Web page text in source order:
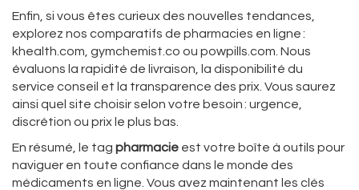
Enfin, si vous êtes curieux des nouvelles tendances,
explorez nos comparatifs de pharmacies en ligne :
khealth.com, gymchemist.co ou powpills.com. Nous
évaluons la rapidité de livraison, la disponibilité du
service conseil et la transparence des prix. Vous saurez
ainsi quel site choisir selon votre besoin : urgence,
discrétion ou prix le plus bas.
En résumé, le tag pharmacie est votre boîte à outils pour
naviguer en toute confiance dans le monde des
médicaments en ligne. Vous avez maintenant les clés